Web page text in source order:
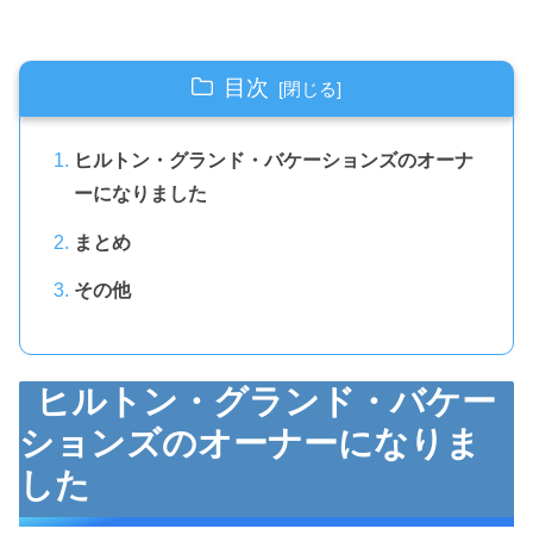
目次
ヒルトン・グランド・バケーションズのオーナ
ーになりました
まとめ
その他
ヒルトン・グランド・バケー
ションズのオーナーになりま
した